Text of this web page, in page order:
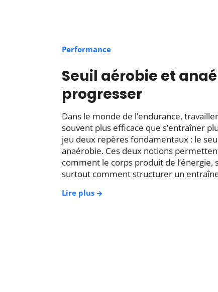
Performance
Seuil aérobie et
progresser
Dans le monde de l’endurance,
souvent plus efficace que s’entraîner
jeu deux repères fondamentaux : le
anaérobie. Ces deux notions
comment le corps produit de l’énergie,
surtout comment structurer un
Lire plus